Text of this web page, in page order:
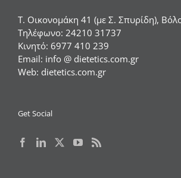
Τ. Οικονομάκη 41 (με Σ. Σπυρίδη),
Τηλέφωνο: 24210 31737
Κινητό: 6977 410 239
Email: info @ dietetics.com.gr
Web: dietetics.com.gr
Get Social